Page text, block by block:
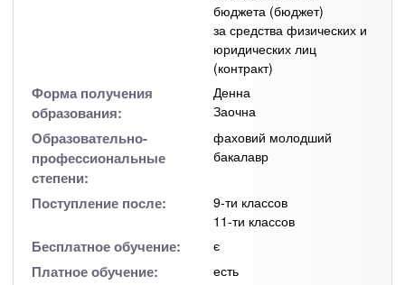
o
бюджета (бюджет)
за средства физических и
юридических лиц
(контракт)
Форма получения
образования:
Денна
Заочна
Образовательно-
профессиональные
степени:
фаховий молодший
бакалавр
Поступление после:
9-ти классов
11-ти классов
Бесплатное обучение: є
Платное обучение: есть